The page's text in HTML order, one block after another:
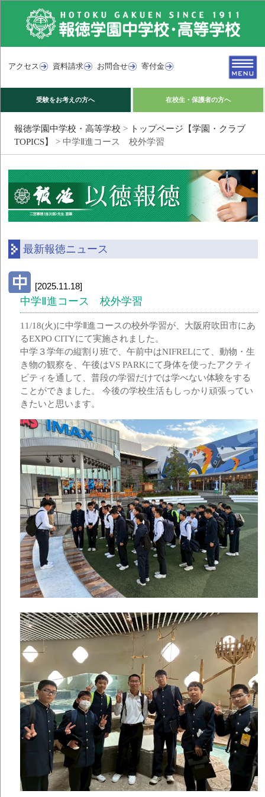
アクセス 資料請求 お問合せ 寄付金
受験をお考えの方へ 在校生・保護者の方へ
報徳学園中学校・高等学校 >
トップページ【学園・クラブ
TOPICS】
> 中学Ⅱ進コース 校外学習
最新報徳ニュース
[2025.11.18]
中学Ⅱ進コース 校外学習
11/18(火)に中学Ⅱ進コースの校外学習が、大阪府吹田市にあ
るEXPO CITYにて実施されました。
中学３学年の縦割り班で、午前中はNIFRELにて、動物・生
き物の観察を、午後はVS PARKにて身体を使ったアクティ
ビティを通して、普段の学習だけでは学べない体験をする
ことができました。 今後の学校生活もしっかり頑張ってい
きたいと思います。